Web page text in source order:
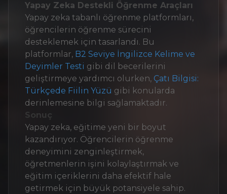
Yapay Zeka Destekli Öğrenme Araçları
Yapay zeka tabanlı öğrenme platformları,
öğrencilerin öğrenme sürecini
desteklemek için tasarlandı. Bu
platformlar, B2 Seviye İngilizce Kelime ve
Deyimler Testi gibi dil becerilerini
geliştirmeye yardımcı olurken, Çatı Bilgisi:
Türkçede Fiilin Yüzü gibi konularda
derinlemesine bilgi sağlamaktadır.
Sonuç
Yapay zeka, eğitime yeni bir boyut
kazandırıyor. Öğrencilerin öğrenme
deneyimini zenginleştirmek,
öğretmenlerin işini kolaylaştırmak ve
eğitim içeriklerini daha efektif hale
getirmek için büyük potansiyele sahip.